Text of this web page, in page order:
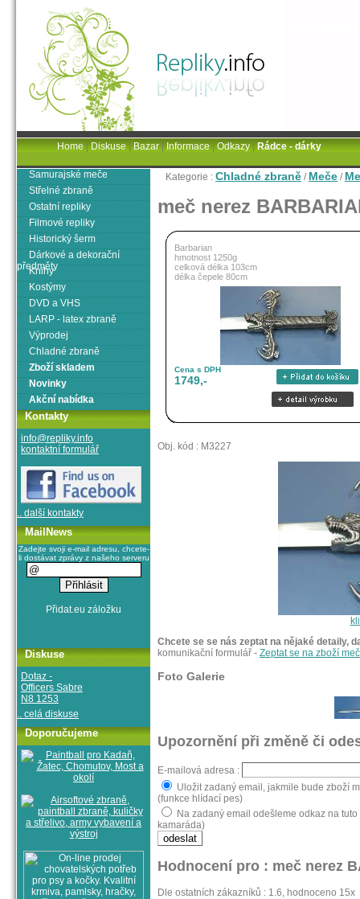
Kategorie : Chladné zbraně / Meče /
meč nerez
Barbarian
hmotnost 1250g
celková délka 103cm
délka čepele 80cm
Cena s DPH
1749,-
Obj. kód : M3227
Chcete se se nás zeptat na nějaké detaily,
komunikační formulář - Zeptat se na zboží
Foto Galerie
Upozornění při změně či
E-mailová adresa :
Uložit zadaný email, jakmile bude zboží
(funkce hlídací pes)
Na zadaný email odešleme odkaz na
kamaráda)
Hodnocení pro : meč nerez
Dle ostatních zákazníků : 1.6, hodnoceno 15x
Samurajské meče
Střelné zbraně
Ostatní repliky
Filmové repliky
Historický šerm
Dárkové a dekorační
předměty
Knihy
Kostýmy
DVD a VHS
LARP - latex zbraně
Výprodej
Chladné zbraně
Zboží skladem
Novinky
Akční nabídka
Kontakty
info@repliky.info
kontaktní formulář
.. další kontakty
MailNews
Zadejte svoji e-mail adresu, chcete-
li dostávat zprávy z našeho serveru
Diskuse
Dotaz -
Officers Sabre
N8 1253
.. celá diskuse
Doporučujeme
Home|Diskuse|Bazar|Informace|Odkazy|Rádce - dárky